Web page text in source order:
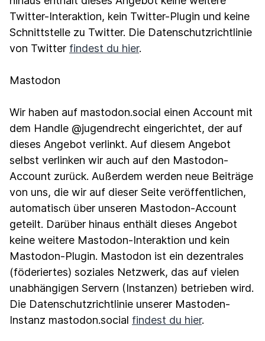
Twitter-Interaktion, kein Twitter-Plugin und keine
Schnittstelle zu Twitter. Die Datenschutzrichtlinie
von Twitter findest du hier.
Mastodon
Wir haben auf mastodon.social einen Account mit
dem Handle @jugendrecht eingerichtet, der auf
dieses Angebot verlinkt. Auf diesem Angebot
selbst verlinken wir auch auf den Mastodon-
Account zurück. Außerdem werden neue Beiträge
von uns, die wir auf dieser Seite veröffentlichen,
automatisch über unseren Mastodon-Account
geteilt. Darüber hinaus enthält dieses Angebot
keine weitere Mastodon-Interaktion und kein
Mastodon-Plugin. Mastodon ist ein dezentrales
(föderiertes) soziales Netzwerk, das auf vielen
unabhängigen Servern (Instanzen) betrieben wird.
Die Datenschutzrichtlinie unserer Mastoden-
Instanz mastodon.social findest du hier.